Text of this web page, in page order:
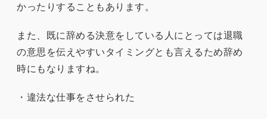
かったりすることもあります。
また、既に辞める決意をしている人にとっては退職
の意思を伝えやすいタイミングとも言えるため辞め
時にもなりますね。
・違法な仕事をさせられた